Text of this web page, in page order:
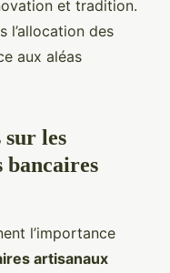
et tradition.
l’allocation des
aux aléas
sur les
bancaires
l’importance
artisanaux